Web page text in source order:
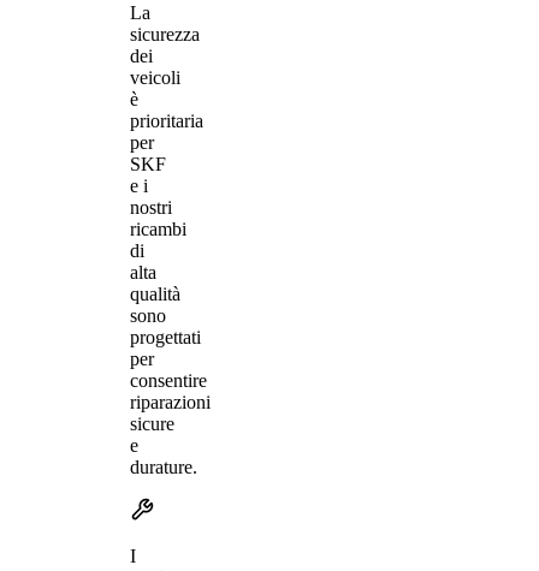
La
sicurezza
dei
veicoli
è
prioritaria
per
SKF
e i
nostri
ricambi
di
alta
qualità
sono
progettati
per
consentire
riparazioni
sicure
e
durature.
I